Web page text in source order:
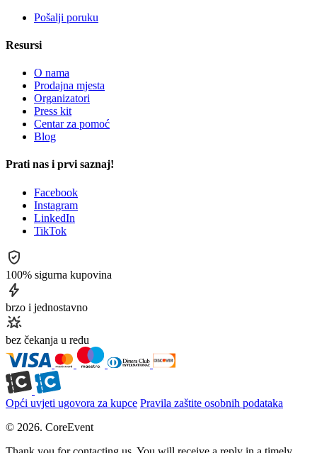
Pošalji poruku
Resursi
O nama
Prodajna mjesta
Organizatori
Press kit
Centar za pomoć
Blog
Prati nas i prvi saznaj!
Facebook
Instagram
LinkedIn
TikTok
100% sigurna kupovina
brzo i jednostavno
bez čekanja u redu
Opći uvjeti ugovora za kupce Pravila zaštite osobnih podataka
© 2026. CoreEvent